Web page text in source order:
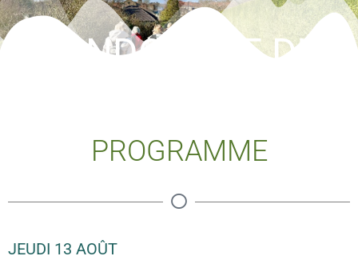
RANDONNÉE DU
PROGRAMME
JEUDI 13 AOÛT